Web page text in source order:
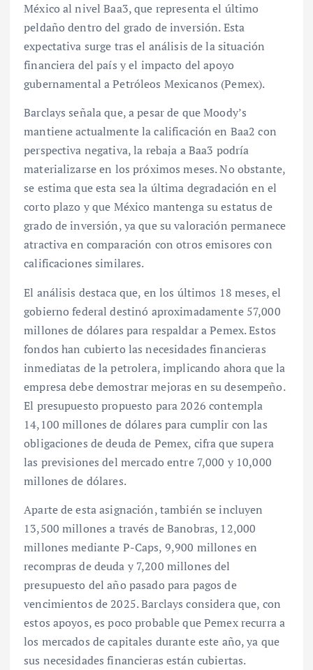
México al nivel Baa3, que representa el último
peldaño dentro del grado de inversión. Esta
expectativa surge tras el análisis de la situación
financiera del país y el impacto del apoyo
gubernamental a Petróleos Mexicanos (Pemex).
Barclays señala que, a pesar de que Moody’s
mantiene actualmente la calificación en Baa2 con
perspectiva negativa, la rebaja a Baa3 podría
materializarse en los próximos meses. No obstante,
se estima que esta sea la última degradación en el
corto plazo y que México mantenga su estatus de
grado de inversión, ya que su valoración permanece
atractiva en comparación con otros emisores con
calificaciones similares.
El análisis destaca que, en los últimos 18 meses, el
gobierno federal destinó aproximadamente 57,000
millones de dólares para respaldar a Pemex. Estos
fondos han cubierto las necesidades financieras
inmediatas de la petrolera, implicando ahora que la
empresa debe demostrar mejoras en su desempeño.
El presupuesto propuesto para 2026 contempla
14,100 millones de dólares para cumplir con las
obligaciones de deuda de Pemex, cifra que supera
las previsiones del mercado entre 7,000 y 10,000
millones de dólares.
Aparte de esta asignación, también se incluyen
13,500 millones a través de Banobras, 12,000
millones mediante P-Caps, 9,900 millones en
recompras de deuda y 7,200 millones del
presupuesto del año pasado para pagos de
vencimientos de 2025. Barclays considera que, con
estos apoyos, es poco probable que Pemex recurra a
los mercados de capitales durante este año, ya que
sus necesidades financieras están cubiertas.